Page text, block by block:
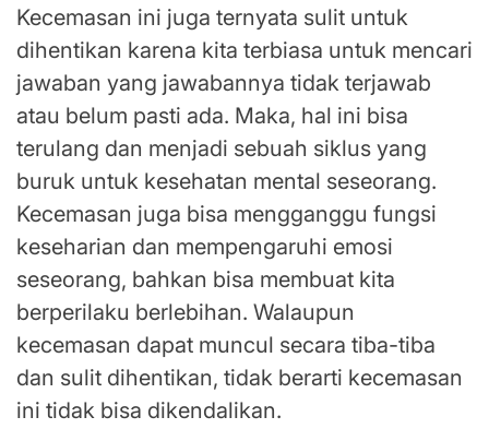
Kecemasan ini juga ternyata sulit untuk
dihentikan karena kita terbiasa untuk mencari
jawaban yang jawabannya tidak terjawab
atau belum pasti ada. Maka, hal ini bisa
terulang dan menjadi sebuah siklus yang
buruk untuk kesehatan mental seseorang.
Kecemasan juga bisa mengganggu fungsi
keseharian dan mempengaruhi emosi
seseorang, bahkan bisa membuat kita
berperilaku berlebihan. Walaupun
kecemasan dapat muncul secara tiba-tiba
dan sulit dihentikan, tidak berarti kecemasan
ini tidak bisa dikendalikan.